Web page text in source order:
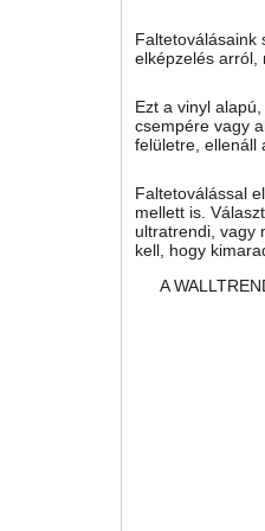
Faltetoválásaink
elképzelés arról,
Ezt a vinyl
csempére vagy
felületre, ellenáll
Faltetoválással
mellett is.
ultratrendi, vagy
kell, hogy
A